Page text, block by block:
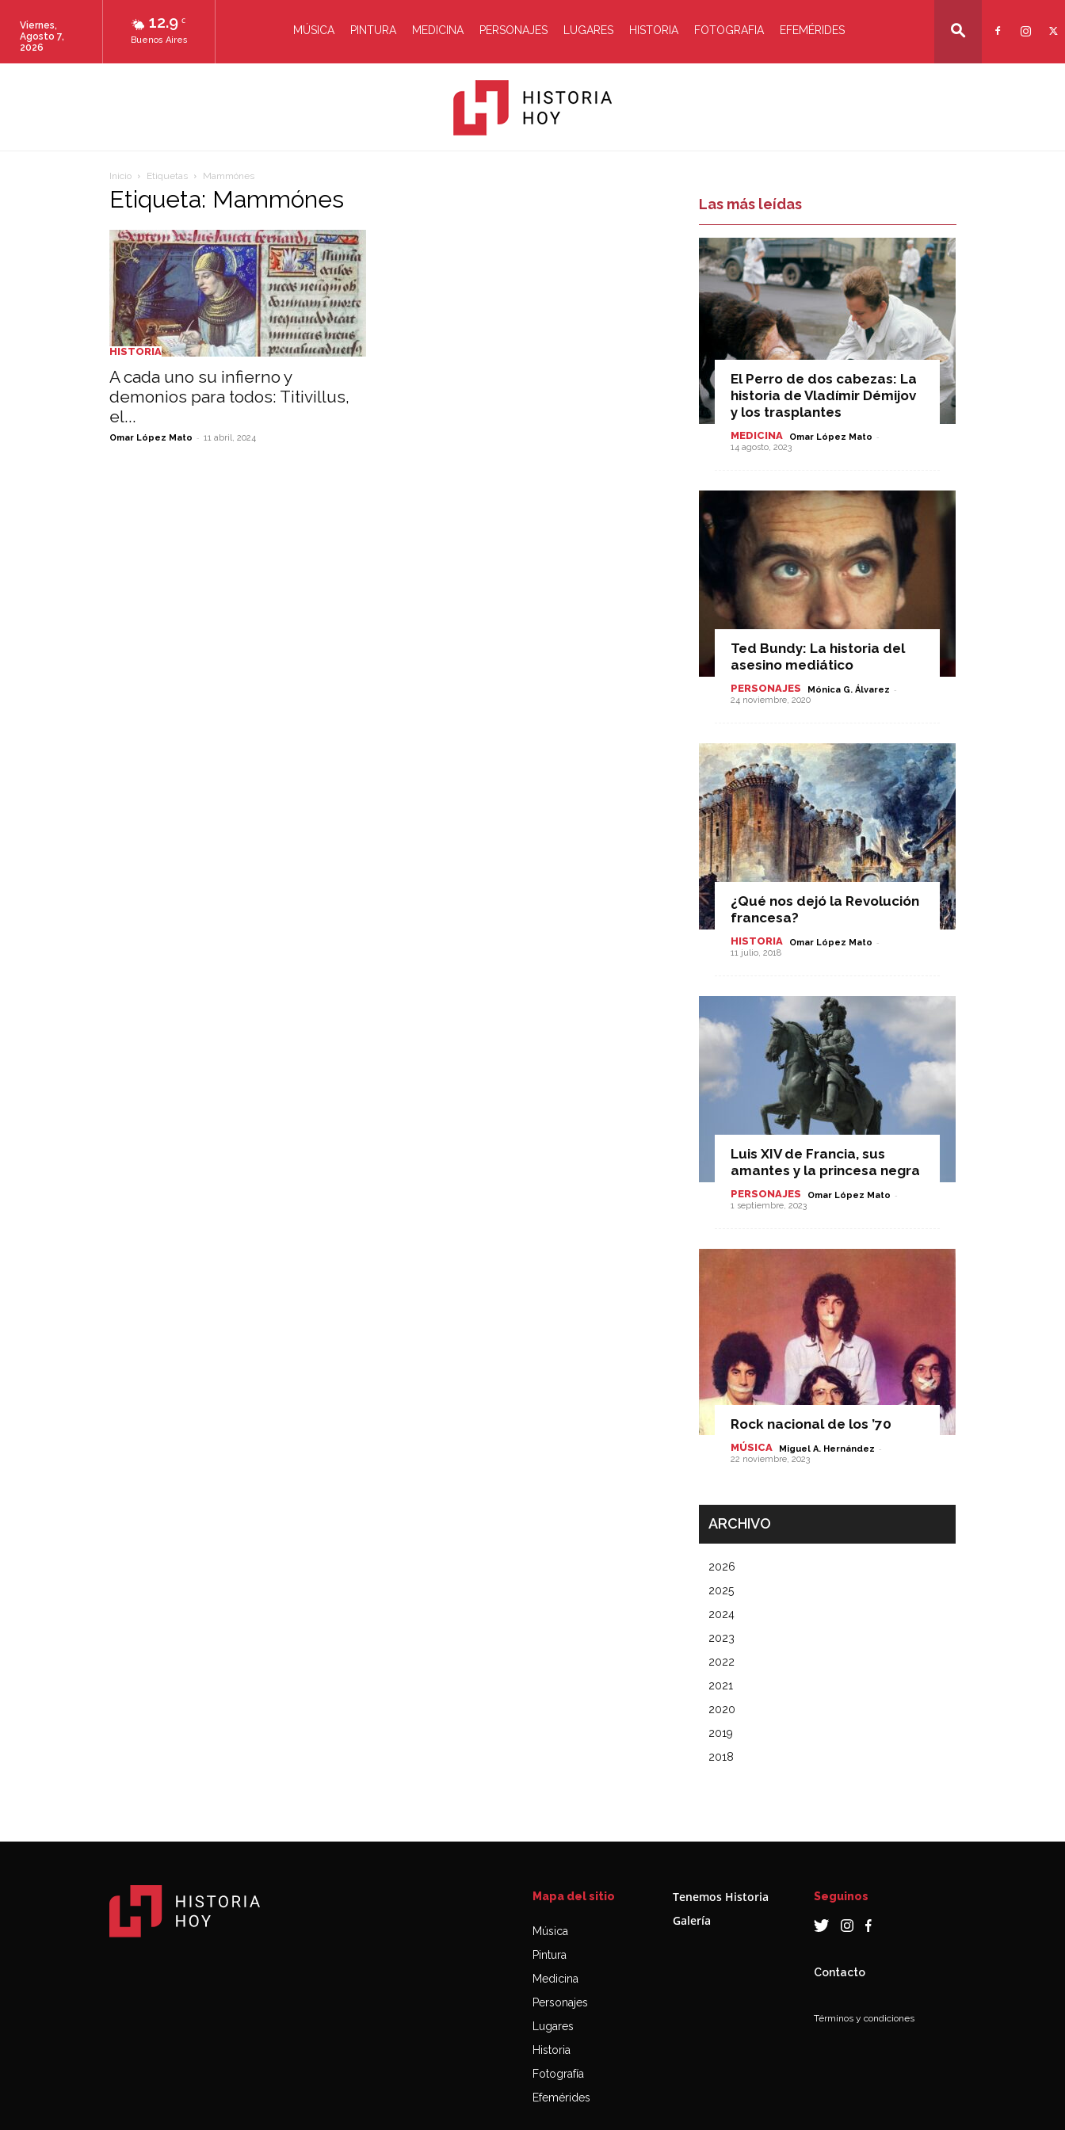
12.9 C
Buenos Aires
Viernes,
Agosto 7,
2026
MÚSICA PINTURA MEDICINA PERSONAJES LUGARES HISTORIA FOTOGRAFIA EFEMÉRIDES
Inicio Etiquetas Mammónes
Etiqueta: Mammónes
HISTORIA
A cada uno su infierno y
demonios para todos: Titivillus,
el...
Omar López Mato - 11 abril, 2024
Las más leídas
El Perro de dos cabezas: La
historia de Vladímir Démijov
y los trasplantes
MEDICINA Omar López Mato -
14 agosto, 2023
Ted Bundy: La historia del
asesino mediático
PERSONAJES Mónica G. Álvarez -
24 noviembre, 2020
¿Qué nos dejó la Revolución
francesa?
HISTORIA Omar López Mato -
11 julio, 2018
Luis XIV de Francia, sus
amantes y la princesa negra
PERSONAJES Omar López Mato -
1 septiembre, 2023
Rock nacional de los ’70
MÚSICA Miguel A. Hernández -
22 noviembre, 2023
ARCHIVO
2026
2025
2024
2023
2022
2021
2020
2019
2018
Mapa del sitio
Música
Pintura
Medicina
Personajes
Lugares
Historia
Fotografía
Efemérides
Tenemos Historia
Galería
Seguinos
Contacto
Términos y condiciones